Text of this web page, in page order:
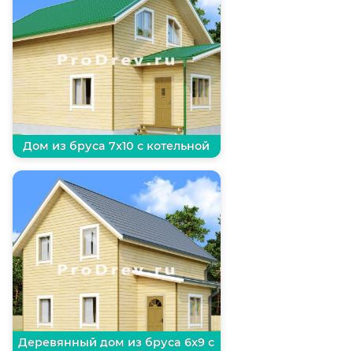
Дом из бруса 7х10 с котельной
Деревянный дом из бруса 6х9 с